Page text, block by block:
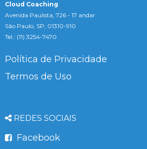
Cloud Coaching
Avenida Paulista, 726 - 17 andar
São Paulo, SP, 01310-910
Tel.: (11) 3254-7470
Política de Privacidade
Termos de Uso
REDES SOCIAIS
Facebook